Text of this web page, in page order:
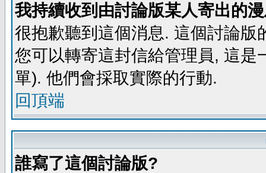
我持續收到由討論版某人寄出的
很抱歉聽到這個消息. 這個討論
您可以轉寄這封信給管理員, 這
單). 他們會採取實際的行動.
回頂端
誰寫了這個討論版?